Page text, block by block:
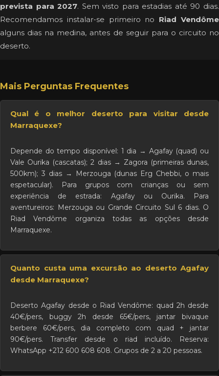
prevista para 2027. Sem visto para estadias até 90 dias.
Recomendamos instalar-se primeiro no Riad Vendôme
alguns dias na medina, antes de seguir para o circuito no
deserto.
Mais Perguntas Frequentes
Qual é o melhor deserto para visitar desde
Marraquexe?
Depende do tempo disponível: 1 dia → Agafay (quad) ou
Vale Ourika (cascatas); 2 dias → Zagora (primeiras dunas,
500km); 3 dias → Merzouga (dunas Erg Chebbi, o mais
espetacular). Para grupos com crianças ou sem
experiência de estrada: Agafay ou Ourika. Para
aventureiros: Merzouga ou Grande Circuito Sul 6 dias. O
Riad Vendôme organiza todas as opções desde
Marraquexe.
Quanto custa uma excursão ao deserto Agafay
desde Marraquexe?
Deserto Agafay desde o Riad Vendôme: quad 2h desde
40€/pers, buggy 2h desde 65€/pers, jantar bivaque
berbere 60€/pers, dia completo com quad + jantar
90€/pers. Transfer desde o riad incluído. Reserva:
WhatsApp +212 600 608 608. Grupos de 2 a 20 pessoas.